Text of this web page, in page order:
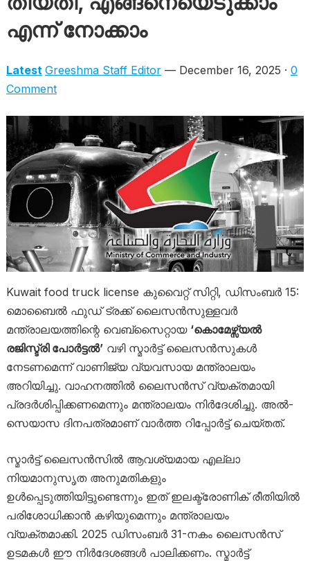
എന്ന് നോക്കാം
Latest Greeshma Staff Editor— December 16, 2025 · 0
Comment
Kuwait food truck license കുവൈറ്റ് സിറ്റി, ഡിസംബർ 15:
മൊബൈൽ ഫുഡ് ട്രക്ക് ലൈസൻസുള്ളവർ
മന്ത്രാലയത്തിന്റെ വെബ്സൈറ്റായ ‘കൊമേഴ്സ്യൽ
രജിസ്ട്രി പോർട്ടൽ’വഴി സ്മാർട്ട് ലൈസൻസുകൾ
നേടണമെന്ന് വാണിജ്യ വ്യവസായ മന്ത്രാലയം
അറിയിച്ചു. വാഹനത്തിൽ ലൈസൻസ് വ്യക്തമായി
പ്രദർശിപ്പിക്കണമെന്നും മന്ത്രാലയം നിർദേശിച്ചു. അൽ-
സെയാസ ദിനപത്രമാണ് വാർത്ത റിപ്പോർട്ട് ചെയ്തത്.
സ്മാർട്ട് ലൈസൻസിൽ ആവശ്യമായ എല്ലാ
നിയമാനുസൃത അനുമതികളും
ഉൾപ്പെടുത്തിയിട്ടുണ്ടെന്നും ഇത് ഇലക്ട്രോണിക് രീതിയിൽ
പരിശോധിക്കാൻ കഴിയുമെന്നും മന്ത്രാലയം
വ്യക്തമാക്കി. 2025 ഡിസംബർ 31-നകം ലൈസൻസ്
ഉടമകൾ ഈ നിർദേശങ്ങൾ പാലിക്കണം. സ്മാർട്ട്